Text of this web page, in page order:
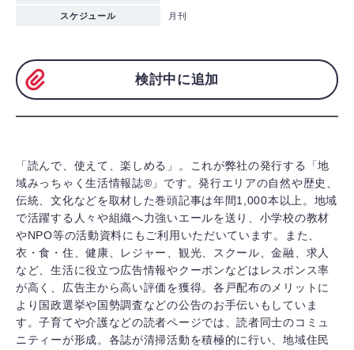
スケジュール 月刊
検討中に追加
「読んで、使えて、楽しめる」。これが弊社の発行する「地
域みっちゃく生活情報誌®」です。発行エリアの自然や歴史、
伝統、文化などを取材した巻頭記事は年間1,000本以上。地域
で活躍する人々や組織へ力強いエールを送り、小学校の教材
やNPO等の活動資料にもご利用いただいています。また、
衣・食・住、健康、レジャー、観光、スクール、金融、求人
など、生活に役立つ広告情報やクーポンなどはレスポンス率
が高く、広告主から高い評価を獲得。各戸配布のメリットに
より国政選挙や国勢調査などの公告のお手伝いもしていま
す。子育てや介護などの読者ページでは、読者同士のコミュ
ニティーが形成。各誌が清掃活動を積極的に行い、地域住民